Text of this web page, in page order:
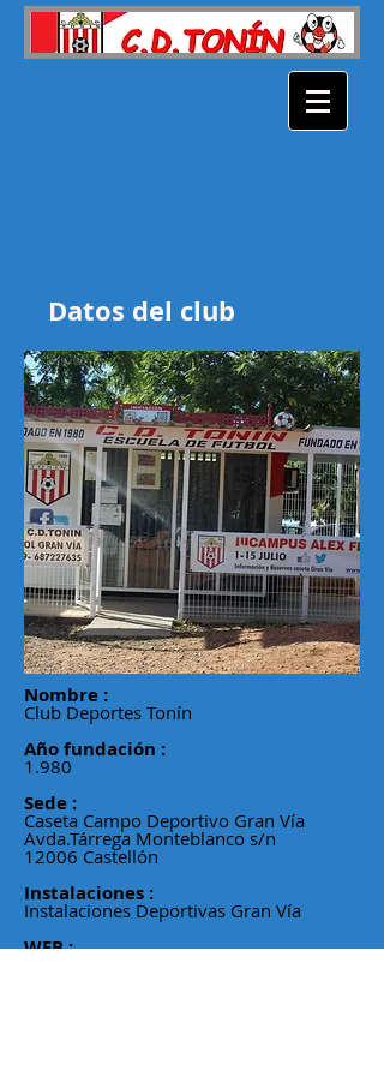
Nombre :
Club Deportes Tonín​
Año fundación :
1.980
Sede :
Caseta Campo Deportivo Gran Vía
Avda.Tárrega Monteblanco s/n
12006 Castellón
Instalaciones :
Instalaciones Deportivas Gran Vía
WEB :
Datos del club